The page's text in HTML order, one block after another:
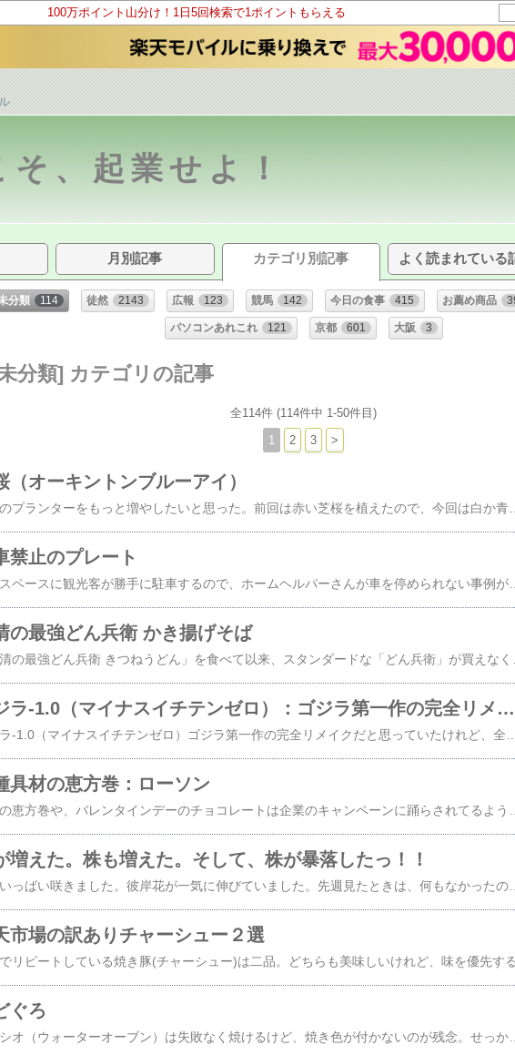
100万ポイント山分け！1日5回検索で1ポイントもらえる
そ、起業せよ！
月別記事 カテゴリ別記事 よく読まれている
分類 114 徒然 2143 広報 123 競馬 142 今日の食事 415 お薦め商品
パソコンあれこれ 121 京都 601 大阪 3
分類] カテゴリの記事
全114件 (114件中 1-50件目)
1 2 3 >
（オーキントンブルーアイ）
芝桜のプランターをもっと増やしたいと思った。前回は赤い芝桜を植えたので、今回は白か青を植えようと思った。今回は青い芝桜（オーキントンブルーアイ）を植えた。ひと月くらい経てば赤と青の芝桜が咲きそろうことを願う。近いうちにプランターを追加し、この世に白い芝桜を植えみたい。【ふるさと納税】【利用可能期間3年間】京都府京都市の対象施設で使える楽天トラベルクーポン 寄付額100,000円《レビューキャンペーン対象》 観光地応援 温泉 観光 旅行 ホテル 旅館 クーポン チケット 予約 父の日 母の日価格：100,000円（税込、送料無料) (2025/2/2時点) 楽天で購入 【ふるさと納税】ちりめん 山椒 320g 80g × 4袋《レビューキャンペーン対象》 | 京都 魚 さかな 稚魚 いわし 鰯 縮緬 ご飯 ごはん 小分け 個包装 お土産 お取り寄せ グルメ 人気 おすすめ 大栄高橋商店価格：10,000円（税込、送料無料) (2025/2/2時点) 楽天で購入 こちらもよろしく。ブログ人気ランキング投票にワンクリックお願いします。 ツキを呼ぶかも？
禁止のプレート
駐車スペースに観光客が勝手に駐車するので、ホームヘルパーさんが車を停められない事例が相次ぐ。警察を呼んだ時もある。だからこれでもかと駐車禁止の看板を設置した。＼クーポンご利用で8990円〜／選べるプレゼント 47％OFF スーツ レディース セレモニースーツ 入学式 ママスーツ 卒業式 スーツ 母 卒園式 入園式 服装 母親 結婚式 フォーマルスーツ パンツスーツ セットアップ 大きいサイズ 30代 40代 50代 おしゃれ 試着チケット対象価格：9,990円～（税込、送料別) (2025/1/22時点) 楽天で購入 ＼クーポンご利用で6950円〜／【〜56%OFF】スーツ レディース セットアップ 洗える パンツスーツ ビジネススーツ リクルートスーツ フォーマルスーツ セレモニースーツ ストレッチ 大きいサイズ かっこいい 春夏秋冬 30代 40代 50代 おしゃれ 試着チケット対象価格：7,450円～（税込、送料別) (2025/1/22時点) 楽天で購入 こちらもよろしく。ブログ人気ランキング投票にワンクリックお願いします。 ツキを呼ぶかも？
の最強どん兵衛 かき揚げそば
ゴジラ-1.0（マイナスイチテンゼロ）：ゴジラ第一作の完全リメイクだと思っていたけれど、全く別のオリジナル脚本だった。
具材の恵方巻：ローソン
増えた。株も増えた。そして、株が暴落したっ！！
花がいっばい咲きました。彼岸花が一気に伸びていました。先週見たときは、何もなかったのに、この２～３日で茎が出て、伸びたみたいです。おととし、彼岸花の球根を２つ植えて、昨年２つの花が咲きました。花が散ると葉が伸びて４株に増えました。引越しの時に２株を人に譲り、残りの２株が育つのを楽しみにしてました。そしたら茎が８つも伸びている！！株が増えて嬉しい日なのに、今日の日経平均は暴落。私の持ち株も暴落。喜べないっっっ！【TIME SALE！10%OFFクーポンご利用で1,971円×25日一部カラーのみ再販】S-MTサイズ [高身長サイズ有][イージーケア]ジョーゼットポンチロングキャミワンピース レディース 秋 冬 / ワンピース キャミソール キャミワンピース [送料無料][一部先行予約受注]価格：2189円（税込、送料無料) (2022/9/26時点)楽天で購入【新色追加】ニット ワンピース ニットワンピース カシュクール プリーツ プリーツワンピース 長袖 厚手 ひざ下丈 ロング丈 ミモレ丈 秋 冬 お呼ばれ オフィス きれいめ 体型カバー 通勤 ゆったり レディースワンピース 送料無料 xya1710 op 2022AW価格：7109円（税込、送料無料) (2022/9/26時点)楽天で購入こちらもよろしく。ブログ人気ランキング投票にワンクリックお願いします。 ツキを呼ぶかも？
市場の訳ありチャーシュー２選
ぐろ
ヘルシオ（ウォーターオーブン）は失敗なく焼けるけど、焼き色が付かないのが残念。せっかく高級魚ノドグロを焼いても見た目が・・・ 父の日ギフト【のどぐろ丼ネタセット12枚X3Pだし醤油1本付】グランプリ2連覇 めざましテレビ1位 ノドグロ 刺身 島根 しゃぶしゃぶ 茶漬け 冷凍 内祝 御礼 御祝 年配 魚好き 送料無料 贈り物 ギフト 誕生日 母の日 自分へのご褒美 父の日価格：5400円（税込、送料無料) (2022/6/18時点)楽天で購入高級魚 特大 のどぐろ 丸ごと 300-400g ギフト 約28cm級の特大サイズ2匹セット ウロコ・内臓処理済 ギフト 父の日 母の日 敬老の日 お中元 お歳暮 贈物 お祝い事あす楽 ノドグロ のど黒 赤ムツ 赤むつ価格：4500円（税込、送料別) (2022/6/18時点)楽天で購入 こちらもよろしく。ブログ人気ランキング投票にワンクリックお願いします。 ツキを呼ぶかも？